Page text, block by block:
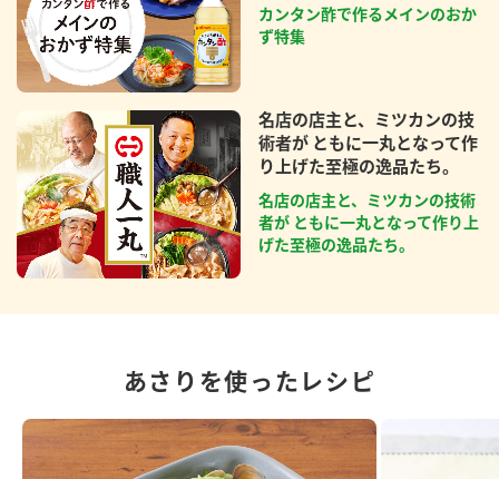
カンタン酢で作るメインのおか
ず特集
名店の店主と、ミツカンの技
術者が ともに一丸となって作
り上げた至極の逸品たち。
名店の店主と、ミツカンの技術
者が ともに一丸となって作り上
げた至極の逸品たち。
あさりを使ったレシピ